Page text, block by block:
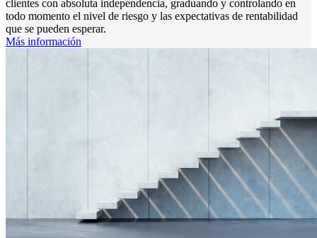
clientes con absoluta independencia, graduando y controlando en
todo momento el nivel de riesgo y las expectativas de rentabilidad
que se pueden esperar.
Más información